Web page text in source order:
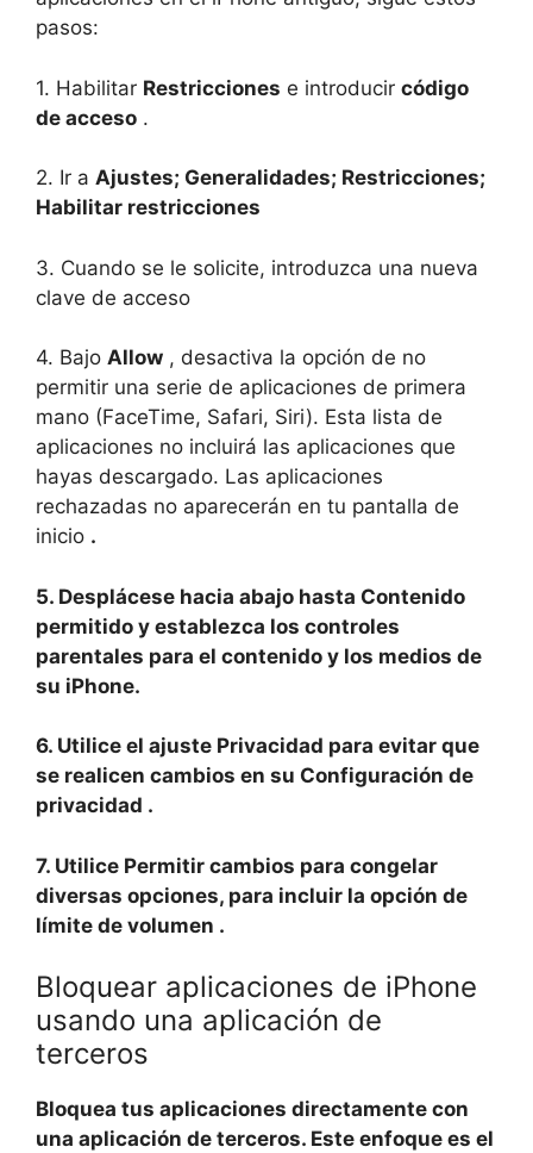
pasos:
1. Habilitar Restricciones e introducir código
de acceso .
2. Ir a Ajustes; Generalidades; Restricciones;
Habilitar restricciones
3. Cuando se le solicite, introduzca una nueva
clave de acceso
4. Bajo Allow , desactiva la opción de no
permitir una serie de aplicaciones de primera
mano (FaceTime, Safari, Siri). Esta lista de
aplicaciones no incluirá las aplicaciones que
hayas descargado. Las aplicaciones
rechazadas no aparecerán en tu pantalla de
inicio .
5. Desplácese hacia abajo hasta Contenido
permitido y establezca los controles
parentales para el contenido y los medios de
su iPhone.
6. Utilice el ajuste Privacidad para evitar que
se realicen cambios en su Configuración de
privacidad .
7. Utilice Permitir cambios para congelar
diversas opciones, para incluir la opción de
límite de volumen .
Bloquear aplicaciones de iPhone
usando una aplicación de
terceros
Bloquea tus aplicaciones directamente con
una aplicación de terceros. Este enfoque es el